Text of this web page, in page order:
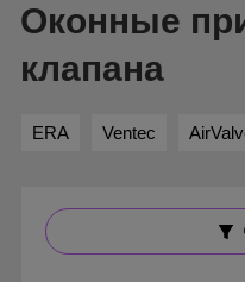
Оконные
клапана
ERA Ventec